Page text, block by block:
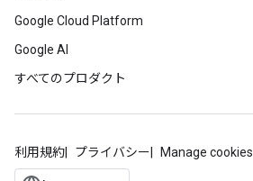
Google Cloud Platform
Google AI
すべてのプロダクト
利用規約 プライバシー Manage cookies